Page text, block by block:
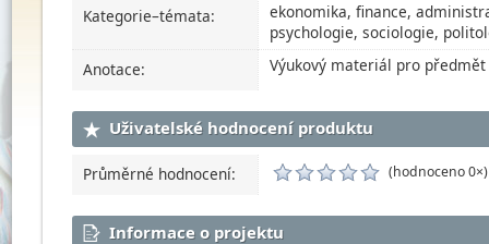
Kategorie–témata:
ekonomika, finance,
psychologie, sociologie,
Anotace:
Výukový materiál pro
Uživatelské hodnocení produktu
Průměrné hodnocení: (hodnoceno 0×)
Informace o projektu